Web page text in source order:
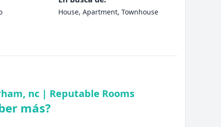
House, Apartment, Townhouse
nc | Reputable Rooms
más?